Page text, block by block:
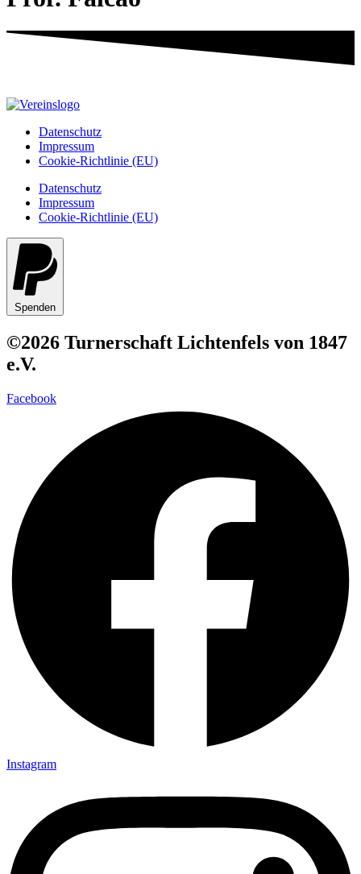
Datenschutz
Impressum
Cookie-Richtlinie (EU)
Datenschutz
Impressum
Cookie-Richtlinie (EU)
Spenden
©2026 Turnerschaft Lichtenfels von 1847
e.V.
Facebook
Instagram